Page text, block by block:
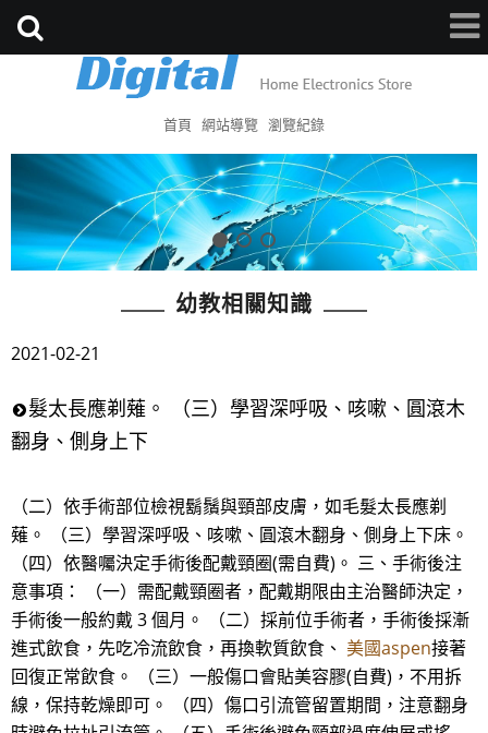
首頁 網站導覽 瀏覽紀錄
幼教相關知識
2021-02-21
髮太長應剃薙。 （三）學習深呼吸、咳嗽、圓滾木
翻身、側身上下
（二）依手術部位檢視鬍鬚與頸部皮膚，如毛髮太長應剃
薙。 （三）學習深呼吸、咳嗽、圓滾木翻身、側身上下床。
（四）依醫囑決定手術後配戴頸圈(需自費)。 三、手術後注
意事項： （一）需配戴頸圈者，配戴期限由主治醫師決定，
手術後一般約戴 3 個月。 （二）採前位手術者，手術後採漸
進式飲食，先吃冷流飲食，再換軟質飲食、 美國aspen接著
回復正常飲食。 （三）一般傷口會貼美容膠(自費)，不用拆
線，保持乾燥即可。 （四）傷口引流管留置期間，注意翻身